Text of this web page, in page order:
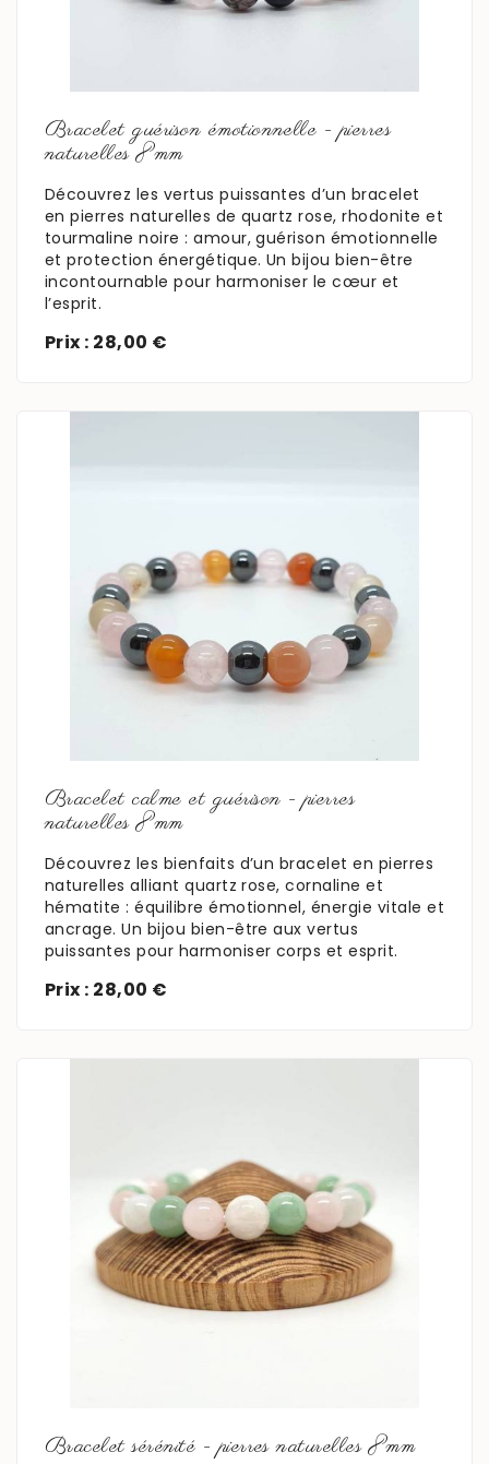
Bracelet guérison émotionnelle - pierres
naturelles 8mm
Découvrez les vertus puissantes d’un bracelet
en pierres naturelles de quartz rose, rhodonite et
tourmaline noire : amour, guérison émotionnelle
et protection énergétique. Un bijou bien-être
incontournable pour harmoniser le cœur et
l’esprit.
Prix : 28,00 €
En savoir plus
Bracelet calme et guérison - pierres
naturelles 8mm
Découvrez les bienfaits d’un bracelet en pierres
naturelles alliant quartz rose, cornaline et
hématite : équilibre émotionnel, énergie vitale et
ancrage. Un bijou bien-être aux vertus
puissantes pour harmoniser corps et esprit.
Prix : 28,00 €
En savoir plus
Bracelet sérénité - pierres naturelles 8mm